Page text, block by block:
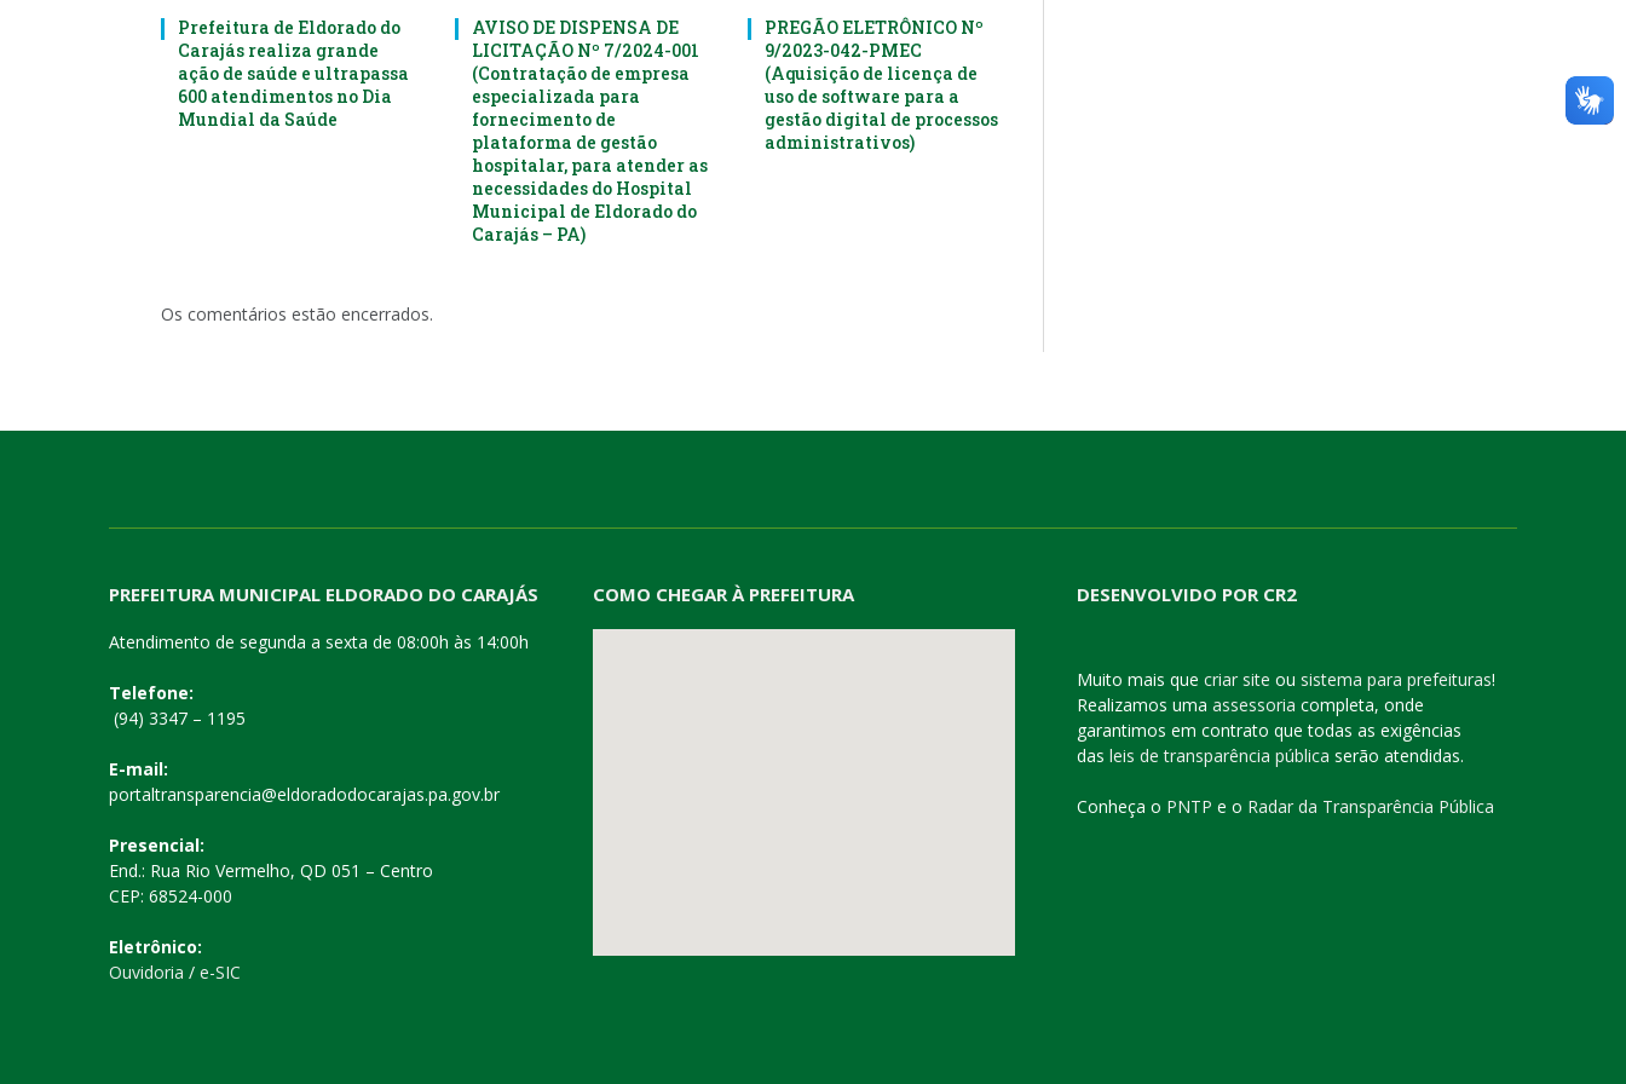
Prefeitura de Eldorado do
Carajás realiza grande
ação de saúde e ultrapassa
600 atendimentos no Dia
Mundial da Saúde
AVISO DE DISPENSA DE
LICITAÇÃO Nº 7/2024-001
(Contratação de empresa
especializada para
fornecimento de
plataforma de gestão
hospitalar, para atender as
necessidades do Hospital
Municipal de Eldorado do
Carajás – PA)
PREGÃO ELETRÔNICO Nº
9/2023-042-PMEC
(Aquisição de licença de
uso de software para a
gestão digital de processos
administrativos)
Os comentários estão encerrados.
PREFEITURA MUNICIPAL ELDORADO DO CARAJÁS
Atendimento de segunda a sexta de 08:00h às 14:00h
Telefone:
(94) 3347 – 1195
E-mail:
portaltransparencia@eldoradodocarajas.pa.gov.br
Presencial:
End.: Rua Rio Vermelho, QD 051 – Centro
CEP: 68524-000
Eletrônico:
Ouvidoria / e-SIC
COMO CHEGAR À PREFEITURA DESENVOLVIDO POR CR2
Muito mais que criar site ou sistema para prefeituras!
Realizamos uma assessoria completa, onde
garantimos em contrato que todas as exigências
das leis de transparência pública serão atendidas.
Conheça o PNTP e o Radar da Transparência Pública